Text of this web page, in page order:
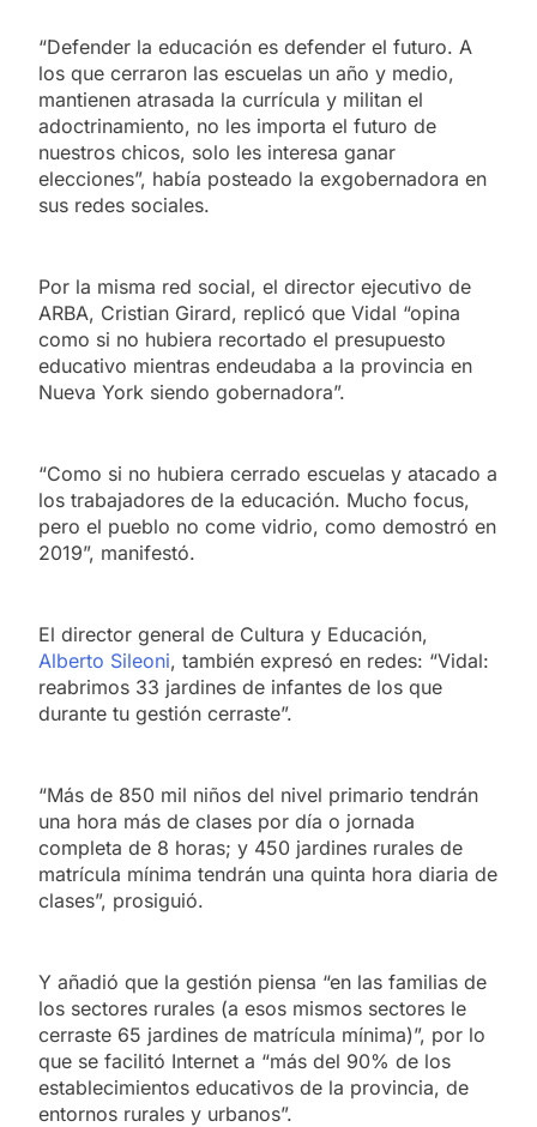
“Defender la educación es defender el futuro. A
los que cerraron las escuelas un año y medio,
mantienen atrasada la currícula y militan el
adoctrinamiento, no les importa el futuro de
nuestros chicos, solo les interesa ganar
elecciones”, había posteado la exgobernadora en
sus redes sociales.
Por la misma red social, el director ejecutivo de
ARBA, Cristian Girard, replicó que Vidal “opina
como si no hubiera recortado el presupuesto
educativo mientras endeudaba a la provincia en
Nueva York siendo gobernadora”.
“Como si no hubiera cerrado escuelas y atacado a
los trabajadores de la educación. Mucho focus,
pero el pueblo no come vidrio, como demostró en
2019”, manifestó.
El director general de Cultura y Educación,
Alberto Sileoni, también expresó en redes: “Vidal:
reabrimos 33 jardines de infantes de los que
durante tu gestión cerraste”.
“Más de 850 mil niños del nivel primario tendrán
una hora más de clases por día o jornada
completa de 8 horas; y 450 jardines rurales de
matrícula mínima tendrán una quinta hora diaria de
clases”, prosiguió.
Y añadió que la gestión piensa “en las familias de
los sectores rurales (a esos mismos sectores le
cerraste 65 jardines de matrícula mínima)”, por lo
que se facilitó Internet a “más del 90% de los
establecimientos educativos de la provincia, de
entornos rurales y urbanos”.